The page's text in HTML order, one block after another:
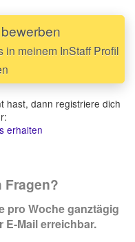
in meinem InStaff Profil
hast, dann registriere dich
erhalten
Fragen?
pro Woche ganztägig
Mail erreichbar.